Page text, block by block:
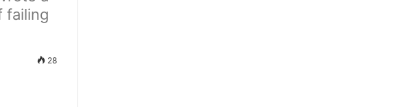
failing
28